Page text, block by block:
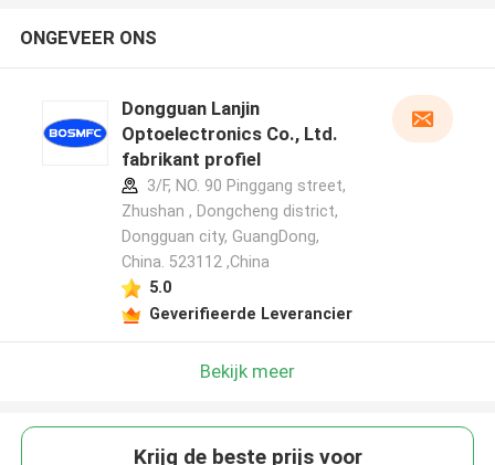
ONGEVEER ONS
Dongguan Lanjin
Optoelectronics Co., Ltd.
fabrikant profiel
3/F, NO. 90 Pinggang street,
Zhushan , Dongcheng district,
Dongguan city, GuangDong,
China. 523112 ,China
5.0
Geverifieerde Leverancier
Bekijk meer
Krijg de beste prijs voor